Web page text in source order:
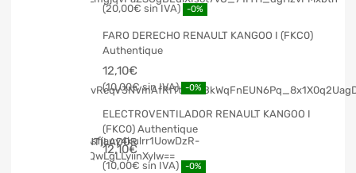
20,00€ -0%
FARO DERECHO RENAULT KANGOO I (FKC0)
Authentique
12,10€
10,00€ -0%
ELECTROVENTILADOR RENAULT KANGOO I
(FKC0) Authentique
12,10€
10,00€ -0%